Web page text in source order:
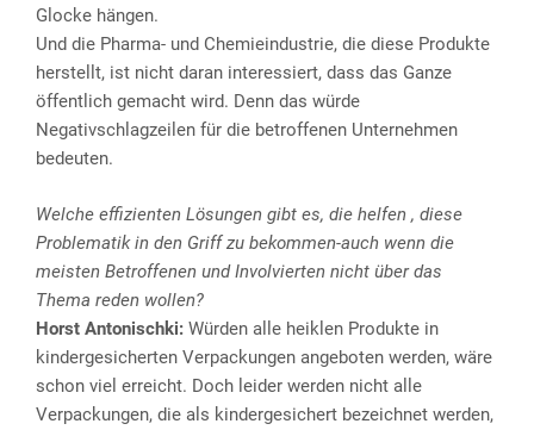
Glocke hängen.
Und die Pharma- und Chemieindustrie, die diese Produkte
herstellt, ist nicht daran interessiert, dass das Ganze
öffentlich gemacht wird. Denn das würde
Negativschlagzeilen für die betroffenen Unternehmen
bedeuten.
Welche effizienten Lösungen gibt es, die helfen , diese
Problematik in den Griff zu bekommen-auch wenn die
meisten Betroffenen und Involvierten nicht über das
Thema reden wollen?
Horst Antonischki: Würden alle heiklen Produkte in
kindergesicherten Verpackungen angeboten werden, wäre
schon viel erreicht. Doch leider werden nicht alle
Verpackungen, die als kindergesichert bezeichnet werden,